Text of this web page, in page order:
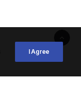
I Agree